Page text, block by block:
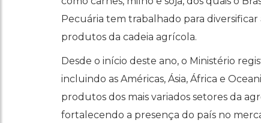
Pecuária tem trabalhado para
produtos da cadeia agrícola.
Desde o início deste ano, o Ministério
incluindo as Américas, Ásia, África e
produtos dos mais variados setores da
fortalecendo a presença do país no